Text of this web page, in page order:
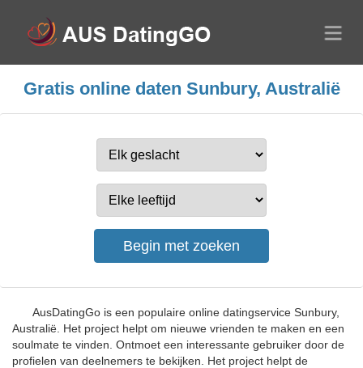
Gratis online daten Sunbury, Australië
AusDatingGo is een populaire online datingservice Sunbury,
Australië. Het project helpt om nieuwe vrienden te maken en een
soulmate te vinden. Ontmoet een interessante gebruiker door de
profielen van deelnemers te bekijken. Het project helpt de